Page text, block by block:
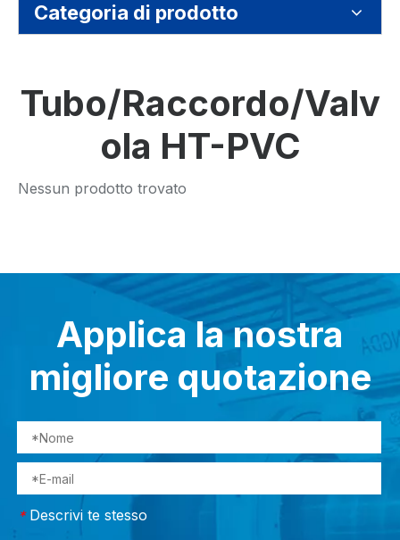
Categoria di prodotto
Tubo/Raccordo/Valv
ola HT-PVC
Nessun prodotto trovato
Applica la nostra
migliore quotazione
* Descrivi te stesso